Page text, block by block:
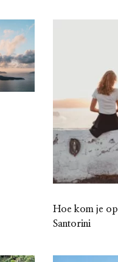
Hoe kom je op
Santorini